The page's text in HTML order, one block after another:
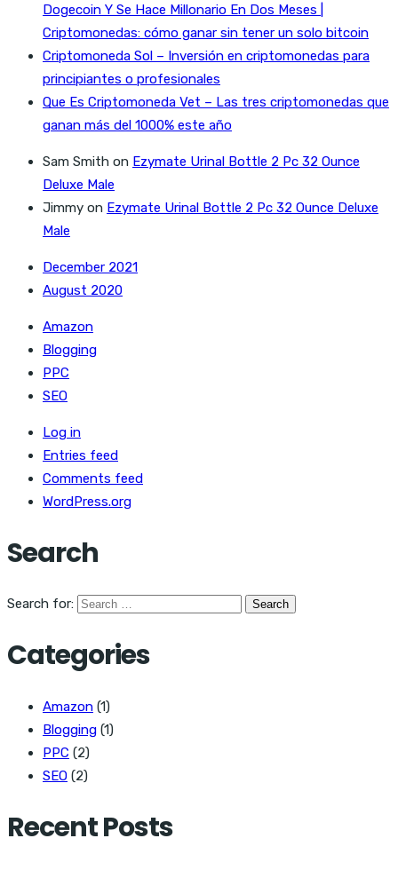
Dogecoin Y Se Hace Millonario En Dos Meses |
Criptomonedas: cómo ganar sin tener un solo bitcoin
Criptomoneda Sol – Inversión en criptomonedas para
principiantes o profesionales
Que Es Criptomoneda Vet – Las tres criptomonedas que
ganan más del 1000% este año
Sam Smith on Ezymate Urinal Bottle 2 Pc 32 Ounce
Deluxe Male
Jimmy on Ezymate Urinal Bottle 2 Pc 32 Ounce Deluxe
Male
December 2021
August 2020
Amazon
Blogging
PPC
SEO
Log in
Entries feed
Comments feed
WordPress.org
Search
Search for:
Categories
Amazon (1)
Blogging (1)
PPC (2)
SEO (2)
Recent Posts